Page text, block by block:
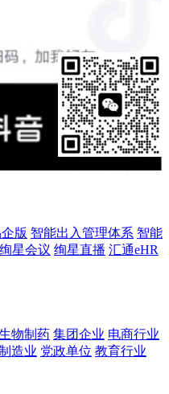
版 智能出入管理体系 智能
绚星会议 绚星直播 汇通eHR
物制药 集团企业 电商行业
造业 党政单位 教育行业